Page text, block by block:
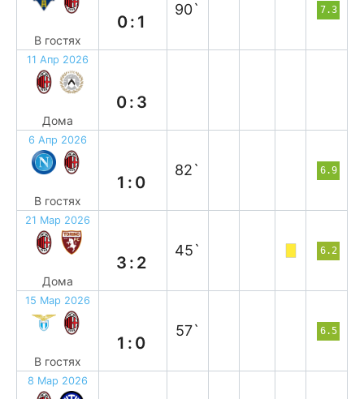
В гостях
0:1
90` 7.3
11 Апр 2026
Дома
0:3
6 Апр 2026
В гостях
1:0
82` 6.9
21 Мар 2026
Дома
3:2
45` 6.2
15 Мар 2026
В гостях
1:0
57` 6.5
8 Мар 2026